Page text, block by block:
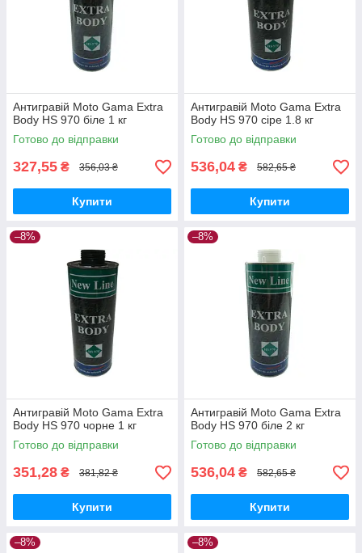
Антигравій Moto Gama Extra
Body HS 970 біле 1 кг
Готово до відправки
327,55 ₴ 356,03 ₴
Купити
Антигравій Moto Gama Extra
Body HS 970 сіре 1.8 кг
Готово до відправки
536,04 ₴ 582,65 ₴
Купити
–8%
Антигравій Moto Gama Extra
Body HS 970 чорне 1 кг
Готово до відправки
351,28 ₴ 381,82 ₴
Купити
–8%
Антигравій Moto Gama Extra
Body HS 970 біле 2 кг
Готово до відправки
536,04 ₴ 582,65 ₴
Купити
–8% –8%